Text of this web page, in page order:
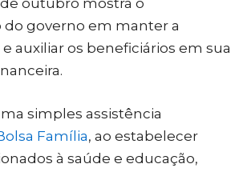
outubro mostra o
governo em manter a
auxiliar os beneficiários em sua
simples assistência
Família, ao estabelecer
à saúde e educação,